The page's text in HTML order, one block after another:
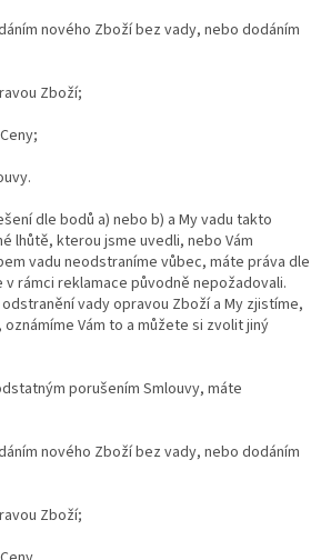
nového Zboží bez vady, nebo dodáním
Zboží;
dle bodů a) nebo b) a My vadu takto
lhůtě, kterou jsme uvedli, nebo Vám
vadu neodstraníme vůbec, máte práva dle
rámci reklamace původně nepožadovali.
vady opravou Zboží a My zjistíme,
Vám to a můžete si zvolit jiný
porušením Smlouvy, máte
nového Zboží bez vady, nebo dodáním
Zboží;